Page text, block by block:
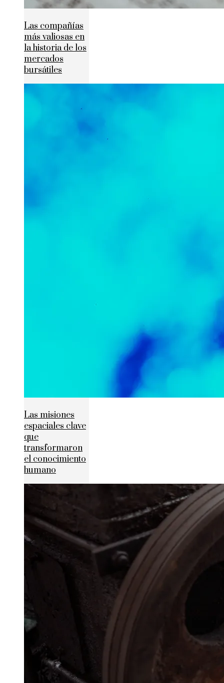
Las compañías
más valiosas en
la historia de los
mercados
bursátiles
Las misiones
espaciales clave
que
transformaron
el conocimiento
humano